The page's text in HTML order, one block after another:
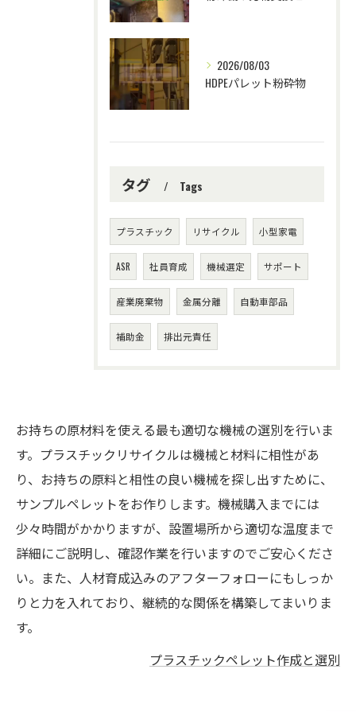
2026/08/03
HDPEパレット粉砕物
タグ Tags
プラスチック リサイクル 小型家電
ASR 社員育成 機械選定 サポート
産業廃棄物 金属分離 自動車部品
補助金 排出元責任
お持ちの原材料を使える最も適切な機械の選別を行いま
す。プラスチックリサイクルは機械と材料に相性があ
り、お持ちの原料と相性の良い機械を探し出すために、
サンプルペレットをお作りします。機械購入までには
少々時間がかかりますが、設置場所から適切な温度まで
詳細にご説明し、確認作業を行いますのでご安心くださ
い。また、人材育成込みのアフターフォローにもしっか
りと力を入れており、継続的な関係を構築してまいりま
す。
プラスチックペレット作成と選別